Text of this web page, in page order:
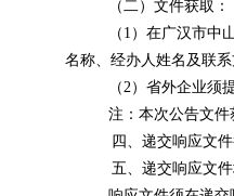
（二）文件获取：
（ 1）在广汉市中
名称、经办人姓名及联
（2）省外企业须
注：本次公告文
四、递交响应文
五、递交响应文